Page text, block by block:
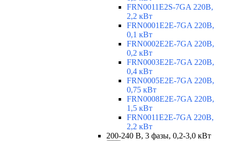
FRN0011E2S-7GA 220В,
2,2 кВт
FRN0001E2E-7GA 220В,
0,1 кВт
FRN0002E2E-7GA 220В,
0,2 кВт
FRN0003E2E-7GA 220В,
0,4 кВт
FRN0005E2E-7GA 220В,
0,75 кВт
FRN0008E2E-7GA 220В,
1,5 кВт
FRN0011E2E-7GA 220В,
2,2 кВт
200-240 В, 3 фазы, 0,2-3,0 кВт